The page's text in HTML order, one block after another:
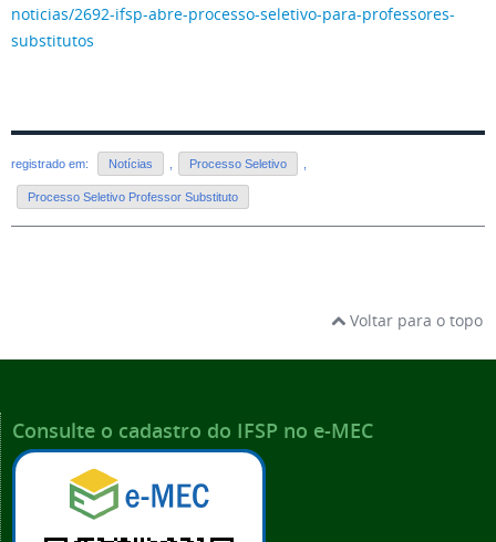
noticias/2692-ifsp-abre-processo-seletivo-para-professores-
substitutos
registrado em: Notícias Processo Seletivo
Processo Seletivo Professor Substituto
Voltar para o topo
Consulte o cadastro do IFSP no e-MEC